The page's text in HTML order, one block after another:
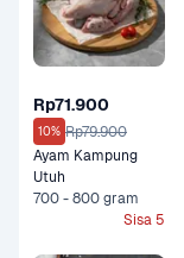
Rp71.900
10% Rp79.900
Ayam Kampung
Utuh
700 - 800 gram
Sisa 5